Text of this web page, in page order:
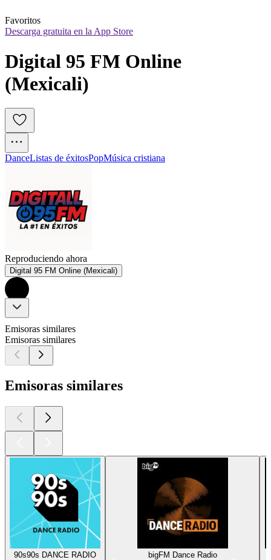
Favoritos
Descarga gratuita en la App Store
Digital 95 FM Online
(Mexicali)
DanceListas de éxitosPopMúsica cristiana
Reproduciendo ahora
Digital 95 FM Online (Mexicali)
Emisoras similares
Emisoras similares
Emisoras similares
90s90s DANCE RADIO
bigFM Dance Radio